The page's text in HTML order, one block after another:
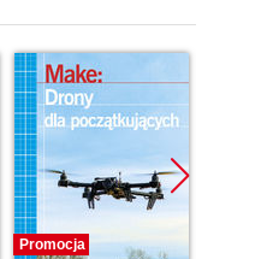
Promocja